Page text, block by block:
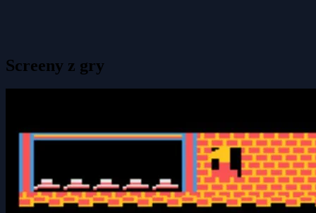
Screeny z gry